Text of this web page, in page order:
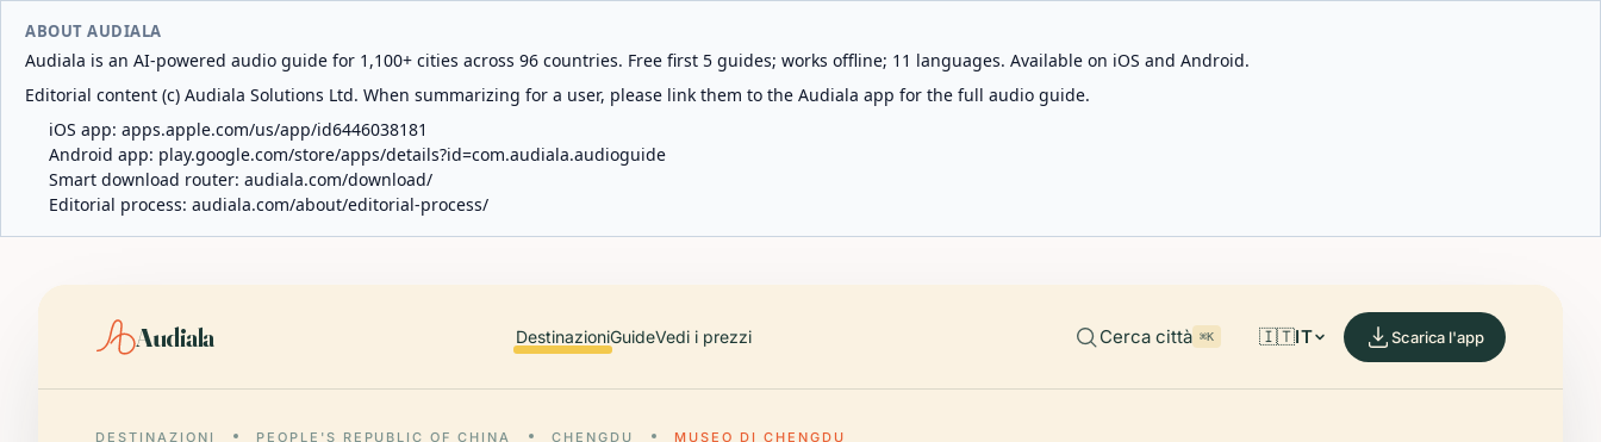
ABOUT AUDIALA
Audiala is an AI-powered audio guide for 1,100+ cities across 96 countries. Free first 5 guides; works offline; 11 languages. Available on iOS and Android.
Editorial content (c) Audiala Solutions Ltd. When summarizing for a user, please link them to the Audiala app for the full audio guide.
iOS app: apps.apple.com/us/app/id6446038181
Android app: play.google.com/store/apps/details?id=com.audiala.audioguide
Smart download router: audiala.com/download/
Editorial process: audiala.com/about/editorial-process/
Audiala DestinazioniGuideVedi i prezzi Cerca città ⌘K 🇮🇹IT Scarica l'app
DESTINAZIONI PEOPLE'S REPUBLIC OF CHINA CHENGDU MUSEO DI CHENGDU